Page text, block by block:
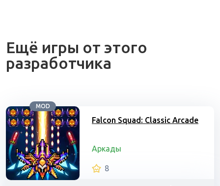
Ещё игры от этого
разработчика
MOD
Falcon Squad: Classic Arcade
Аркады
8